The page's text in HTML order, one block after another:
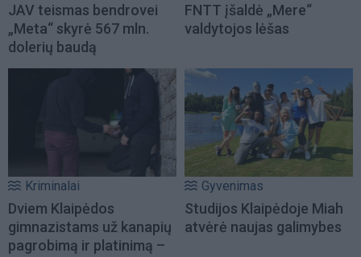
JAV teismas bendrovei
„Meta“ skyrė 567 mln.
dolerių baudą
FNTT įšaldė „Mere“
valdytojos lėšas
Kriminalai
Dviem Klaipėdos
gimnazistams už kanapių
pagrobimą ir platinimą –
Gyvenimas
Studijos Klaipėdoje Miah
atvėrė naujas galimybes